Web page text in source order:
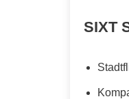
SIXT